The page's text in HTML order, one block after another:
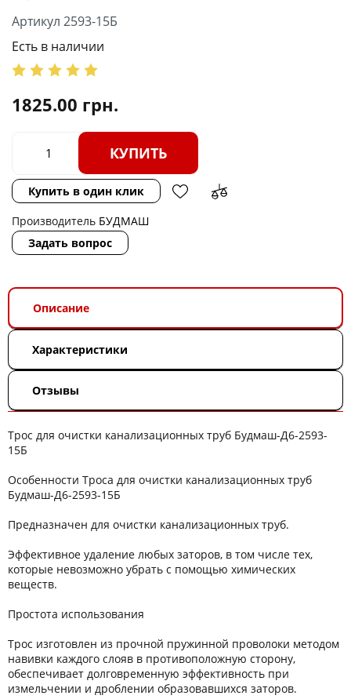
Артикул 2593-15Б
Есть в наличии
1825.00 грн.
КУПИТЬ
Купить в один клик
Производитель БУДМАШ
Задать вопрос
Описание
Характеристики
Отзывы
Трос для очистки канализационных труб Будмаш-Д6-2593-
15Б
Особенности Троса для очистки канализационных труб
Будмаш-Д6-2593-15Б
Предназначен для очистки канализационных труб.
Эффективное удаление любых заторов, в том числе тех,
которые невозможно убрать с помощью химических
веществ.
Простота использования
Трос изготовлен из прочной пружинной проволоки методом
навивки каждого слояв в противоположную сторону,
обеспечивает долговременную эффективность при
измельчении и дроблении образовавшихся заторов.